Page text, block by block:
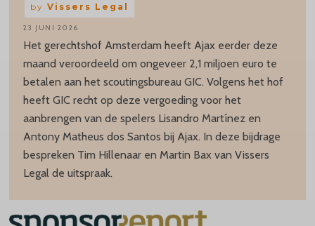
Het gerechtshof Amsterdam heeft Ajax eerder deze
maand veroordeeld om ongeveer 2,1 miljoen euro te
betalen aan het scoutingsbureau GIC. Volgens het hof
heeft GIC recht op deze vergoeding voor het
aanbrengen van de spelers Lisandro Martínez en
Antony Matheus dos Santos bij Ajax. In deze bijdrage
bespreken Tim Hillenaar en Martin Bax van Vissers
Legal de uitspraak.
by Vissers Legal
23 JUNI 2026